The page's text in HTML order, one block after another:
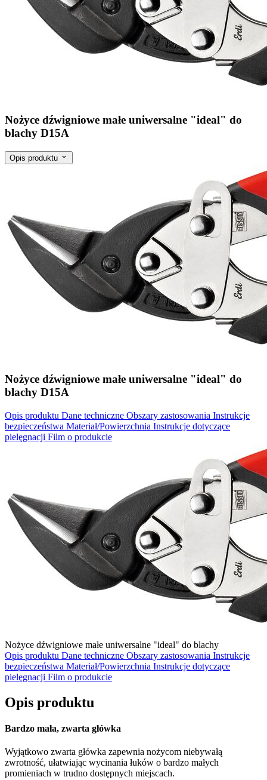
Nożyce dźwigniowe małe uniwersalne "ideal" do
blachy D15A
Opis produktu
Nożyce dźwigniowe małe uniwersalne "ideal" do
blachy D15A
Opis produktu Dane techniczne Obszary zastosowania Instrukcje
bezpieczeństwa Materiał/Powierzchnia Instrukcje dotyczące
pielęgnacji Film o produkcie
Nożyce dźwigniowe małe uniwersalne "ideal" do blachy
Opis produktu Dane techniczne Obszary zastosowania Instrukcje
bezpieczeństwa Materiał/Powierzchnia Instrukcje dotyczące
pielęgnacji Film o produkcie
Opis produktu
Bardzo mała, zwarta główka
Wyjątkowo zwarta główka zapewnia nożycom niebywałą
zwrotność, ułatwiając wycinania łuków o bardzo małych
promieniach w trudno dostępnych miejscach.